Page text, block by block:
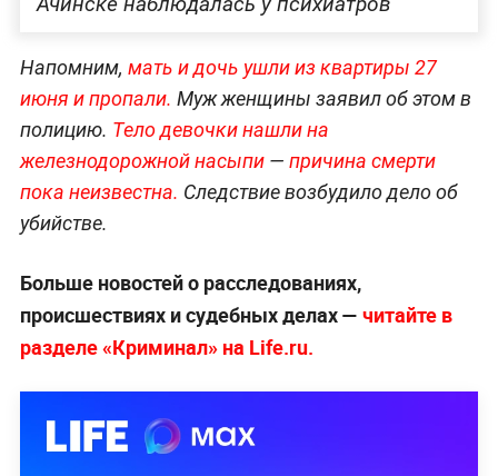
Напомним, мать и дочь ушли из квартиры 27
июня и пропали. Муж женщины заявил об этом в
полицию. Тело девочки нашли на
железнодорожной насыпи— причина смерти
пока неизвестна. Следствие возбудило дело об
убийстве.
Больше новостей о расследованиях,
происшествиях и судебных делах — читайте в
разделе «Криминал» на Life.ru.